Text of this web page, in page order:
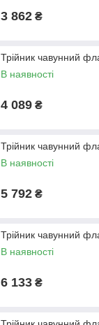
3 862 ₴
Трійник чавунний
В наявності
4 089 ₴
Трійник чавунний
В наявності
5 792 ₴
Трійник чавунний
В наявності
6 133 ₴